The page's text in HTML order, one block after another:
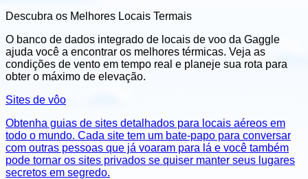
Descubra os Melhores Locais Termais
O banco de dados integrado de locais de voo da Gaggle
ajuda você a encontrar os melhores térmicas. Veja as
condições de vento em tempo real e planeje sua rota para
obter o máximo de elevação.
Sites de vôo
Obtenha guias de sites detalhados para locais aéreos em
todo o mundo. Cada site tem um bate-papo para conversar
com outras pessoas que já voaram para lá e você também
pode tornar os sites privados se quiser manter seus lugares
secretos em segredo.